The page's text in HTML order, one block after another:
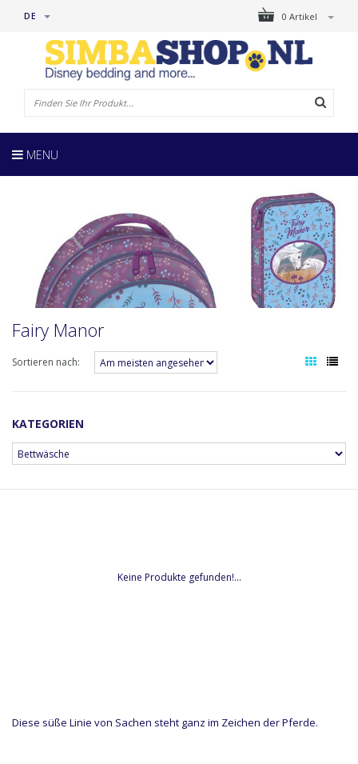
0 Artikel
DE
MENU
Fairy Manor
Sortieren nach:
KATEGORIEN
Keine Produkte gefunden!...
Diese süße Linie von Sachen steht ganz im Zeichen der Pferde.